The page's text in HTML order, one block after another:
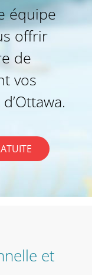
équipe
offrir
de
vos
et